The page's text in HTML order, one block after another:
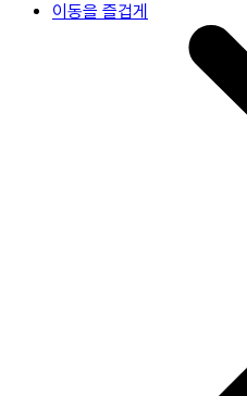
이동을 즐겁게